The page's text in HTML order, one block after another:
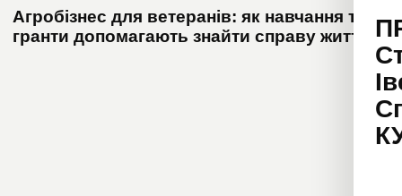
Агробізнес для ветеранів: як навчання та
гранти допомагають знайти справу життя